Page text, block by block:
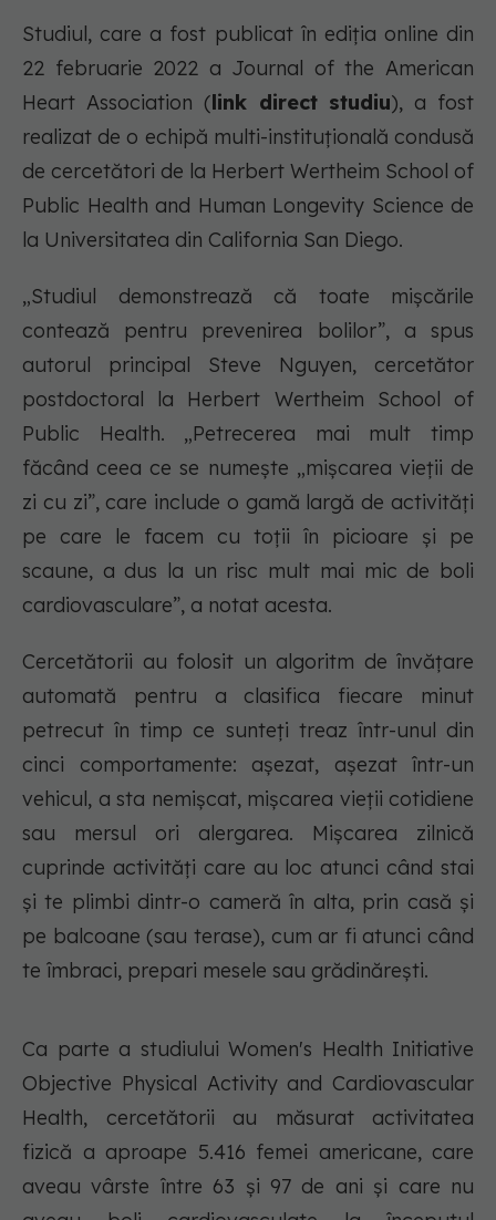
Studiul, care a fost publicat în ediția online din
22 februarie 2022 a Journal of the American
Heart Association (link direct studiu), a fost
realizat de o echipă multi-instituțională condusă
de cercetători de la Herbert Wertheim School of
Public Health and Human Longevity Science de
la Universitatea din California San Diego.
„Studiul demonstrează că toate mișcările
contează pentru prevenirea bolilor”, a spus
autorul principal Steve Nguyen, cercetător
postdoctoral la Herbert Wertheim School of
Public Health. „Petrecerea mai mult timp
făcând ceea ce se numește „mișcarea vieții de
zi cu zi”, care include o gamă largă de activități
pe care le facem cu toții în picioare și pe
scaune, a dus la un risc mult mai mic de boli
cardiovasculare”, a notat acesta.
Cercetătorii au folosit un algoritm de învățare
automată pentru a clasifica fiecare minut
petrecut în timp ce sunteți treaz într-unul din
cinci comportamente: așezat, așezat într-un
vehicul, a sta nemișcat, mișcarea vieții cotidiene
sau mersul ori alergarea. Mișcarea zilnică
cuprinde activități care au loc atunci când stai
și te plimbi dintr-o cameră în alta, prin casă și
pe balcoane (sau terase), cum ar fi atunci când
te îmbraci, prepari mesele sau grădinărești.
Ca parte a studiului Women's Health Initiative
Objective Physical Activity and Cardiovascular
Health, cercetătorii au măsurat activitatea
fizică a aproape 5.416 femei americane, care
aveau vârste între 63 și 97 de ani și care nu